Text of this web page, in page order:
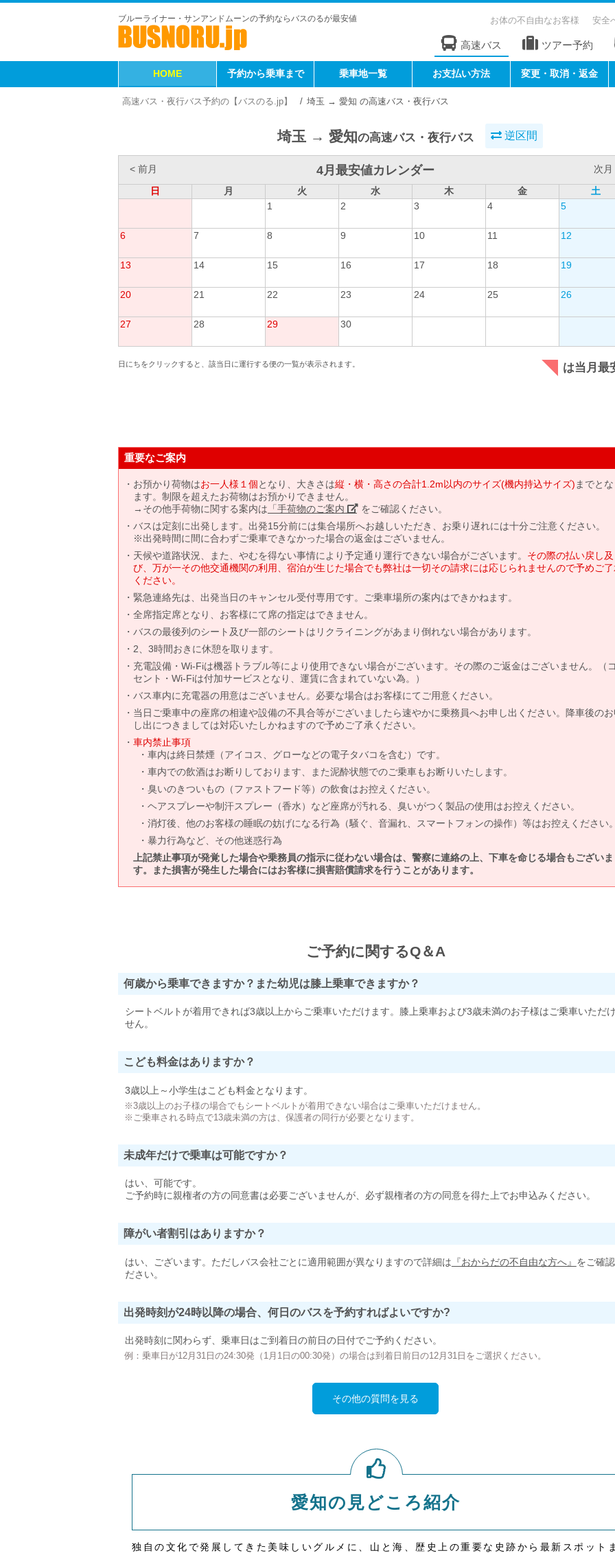
ブルーライナー・サンアンドムーンの予約ならバスのるが最安値 お体の不自由なお客様 安全
高速バス ツアー予約
HOME 予約から乗車まで 乗車地一覧 お支払い方法 変更・取消・返金
高速バス・夜行バス予約の【バスのる.jp】 埼玉 → 愛知 の高速バス・夜行バス
埼玉 → 愛知の高速バス・夜行バス 逆区間
< 前月 4月最安値カレンダー
次月
日
月 火 水 木 金
土
1
2 3 4 5
6 7 8 9 10 11 12
13 14 15 16 17 18 19
20 21 22 23 24 25 26
27 28 29 30
日にちをクリックすると、該当日に運行する便の一覧が表示されます。 は当月最
重要なご案内
お預かり荷物はお一人様１個となり、大きさは縦・横・高さの合計1.2m以内のサイズ(機内持込サイズ) までと
ます。制限を超えたお荷物はお預かりできません。
→その他手荷物に関する案内は 「手荷物のご案内」 をご確認ください。
バスは定刻に出発します。出発15分前には集合場所へお越しいただき、お乗り遅れには十分ご注意ください。
※出発時間に間に合わずご乗車できなかった場合の返金はございません。
天候や道路状況、また、やむを得ない事情により予定通り運行できない場合がございます。 その際の払い戻し及
び、万が一その他交通機関の利用、宿泊が生じた場合でも弊社は一切その請求には応じられませんので予めご
ください。
緊急連絡先は、出発当日のキャンセル受付専用です。ご乗車場所の案内はできかねます。
全席指定席となり、お客様にて席の指定はできません。
バスの最後列のシート及び一部のシートはリクライニングがあまり倒れない場合があります。
2、3時間おきに休憩を取ります。
充電設備・Wi-Fiは機器トラブル等により使用できない場合がございます。その際のご返金はございません。（
セント・Wi-Fiは付加サービスとなり、運賃に含まれていない為。）
バス車内に充電器の用意はございません。必要な場合はお客様にてご用意ください。
当日ご乗車中の座席の相違や設備の不具合等がございましたら速やかに乗務員へお申し出ください。降車後の
し出につきましては対応いたしかねますので予めご了承ください。
車内禁止事項
車内は終日禁煙（アイコス、グローなどの電子タバコを含む）です。
車内での飲酒はお断りしております、また泥酔状態でのご乗車もお断りいたします。
臭いのきついもの（ファストフード等）の飲食はお控えください。
ヘアスプレーや制汗スプレー（香水）など座席が汚れる、臭いがつく製品の使用はお控えください。
消灯後、他のお客様の睡眠の妨げになる行為（騒ぐ、音漏れ、スマートフォンの操作）等はお控えください
暴力行為など、その他迷惑行為
上記禁止事項が発覚した場合や乗務員の指示に従わない場合は、警察に連絡の上、下車を命じる場合もございま
す。また損害が発生した場合にはお客様に損害賠償請求を行うことがあります。
ご予約に関するQ＆A
何歳から乗車できますか？また幼児は膝上乗車できますか？
シートベルトが着用できれば3歳以上からご乗車いただけます。膝上乗車および3歳未満のお子様はご乗車いただ
せん。
こども料金はありますか？
3歳以上～小学生はこども料金となります。
※3歳以上のお子様の場合でもシートベルトが着用できない場合はご乗車いただけません。
※ご乗車される時点で13歳未満の方は、保護者の同行が必要となります。
未成年だけで乗車は可能ですか？
はい、可能です。
ご予約時に親権者の方の同意書は必要ございませんが、必ず親権者の方の同意を得た上でお申込みください。
障がい者割引はありますか？
はい、ございます。ただしバス会社ごとに適用範囲が異なりますので詳細は 『おからだの不自由な方へ』 をご確
ださい。
出発時刻が24時以降の場合、何日のバスを予約すればよいですか?
出発時刻に関わらず、乗車日はご到着日の前日の日付でご予約ください。
例：乗車日が12月31日の24:30発（1月1日の00:30発）の場合は到着日前日の12月31日をご選択ください。
その他の質問を見る
愛知の見どころ紹介
独自の文化で発展してきた美味しいグルメに、山と海、歴史上の重要な史跡から最新スポット